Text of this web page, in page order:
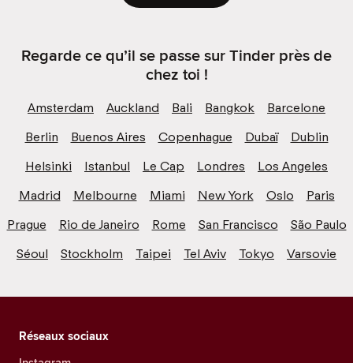
Regarde ce qu’il se passe sur Tinder près de
chez toi !
Amsterdam Auckland Bali Bangkok
Barcelone
Berlin
Buenos Aires Copenhague Dubaï
Dublin
Helsinki
Istanbul Le Cap Londres
Los Angeles
Madrid
Melbourne Miami New York Oslo
Paris
Prague
Rio de Janeiro Rome San Francisco
São Paulo
Séoul
Stockholm Taipei Tel Aviv Tokyo Varsovie
Réseaux sociaux